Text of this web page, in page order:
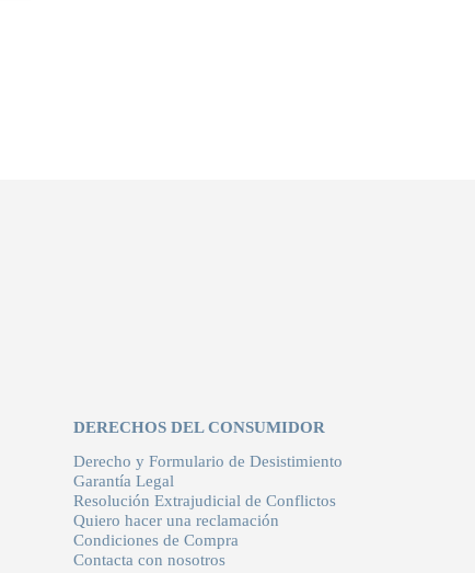
DERECHOS DEL CONSUMIDOR
Derecho y Formulario de Desistimiento
Garantía Legal
Resolución Extrajudicial de Conflictos
Quiero hacer una reclamación
Condiciones de Compra
Contacta con nosotros